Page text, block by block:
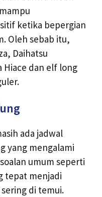
ketika bepergian
Oleh sebab itu,
Daihatsu
Hiace dan elf long
ada jadwal
yang mengalami
umum seperti
tepat menjadi
di temui.